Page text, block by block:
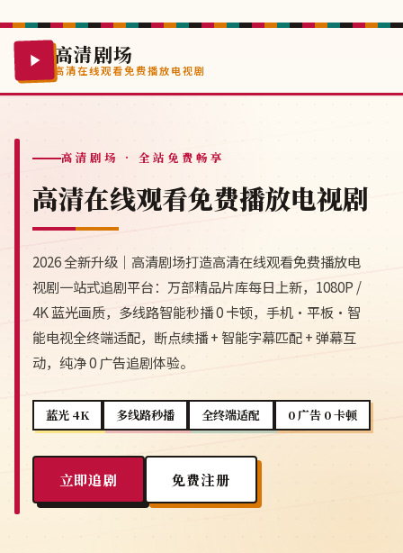
高清剧场
高清在线观看免费播放电视剧
高清剧场 · 全站免费畅享
高清在线观看免费播放电视剧
2026 全新升级｜高清剧场打造高清在线观看免费播放电
视剧一站式追剧平台：万部精品片库每日上新，1080P /
4K 蓝光画质，多线路智能秒播 0 卡顿，手机·平板·智
能电视全终端适配，断点续播 + 智能字幕匹配 + 弹幕互
动，纯净 0 广告追剧体验。
蓝光 4K 多线路秒播 全终端适配 0 广告 0 卡顿
立即追剧 免费注册